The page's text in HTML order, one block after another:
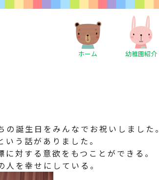
ホーム 幼稚園紹介
誕生日をみんなでお祝いしました。
う話がありました。
対する意欲をもつことができる。
を幸せにしている。